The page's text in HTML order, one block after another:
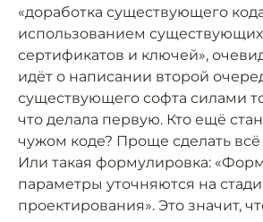
«доработка существующего
использованием
сертификатов и ключей»,
идёт о написании второй
существующего софта силами
что делала первую. Кто ещё
чужом коде? Проще сделать всё
Или такая формулировка:
параметры уточняются на
проектирования». Это значит,